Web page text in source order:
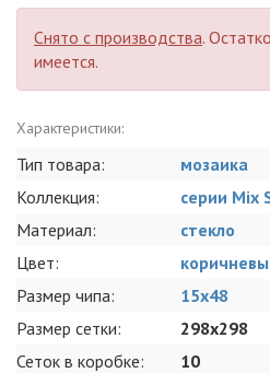
Снято с производства.
имеется.
Характеристики:
Тип товара:
мозаика
Коллекция:
серии Mix
Материал:
стекло
Цвет:
Размер чипа:
15x48
Размер сетки:
298x298
Сеток в коробке:
10